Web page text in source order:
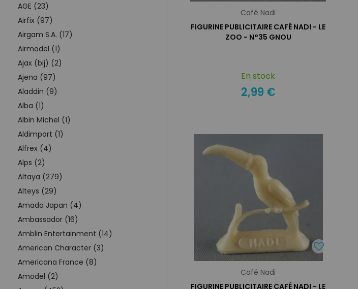
AGE (23)
Airfix (97)
Airgam S.A. (17)
Airmodel (1)
Ajax (bij) (2)
Ajena (97)
Aladdin (9)
Alba (1)
Albin Michel (1)
Aldimport (1)
Alfrex (4)
Alps (2)
Altaya (279)
Alteys (29)
Amada Japan (4)
Ambassador (16)
Amblin Entertainment (14)
American Character (3)
Americana France (8)
Amodel (2)
Café Nadi
FIGURINE PUBLICITAIRE CAFÉ NADI - LE
ZOO - N°35 GNOU
En stock
2,99 €
Café Nadi
FIGURINE PUBLICITAIRE CAFÉ NADI - LE